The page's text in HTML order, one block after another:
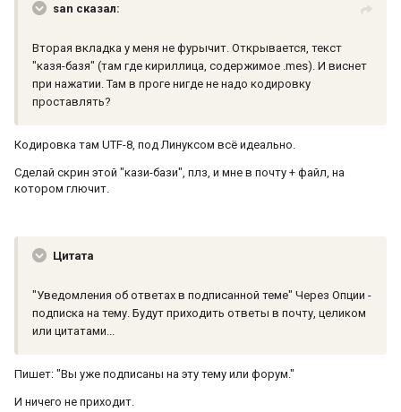
san сказал:
Вторая вкладка у меня не фурычит. Открывается, текст
"казя-базя" (там где кириллица, содержимое .mes). И виснет
при нажатии. Там в проге нигде не надо кодировку
проставлять?
Кодировка там UTF-8, под Линуксом всё идеально.
Сделай скрин этой "кази-бази", плз, и мне в почту + файл, на
котором глючит.
Цитата
"Уведомления об ответах в подписанной теме" Через Опции -
подписка на тему. Будут приходить ответы в почту, целиком
или цитатами...
Пишет: "Вы уже подписаны на эту тему или форум."
И ничего не приходит.